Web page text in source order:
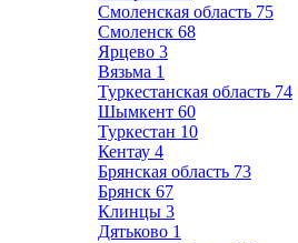
Смоленская область 75
Смоленск 68
Ярцево 3
Вязьма 1
Туркестанская область 74
Шымкент 60
Туркестан 10
Кентау 4
Брянская область 73
Брянск 67
Клинцы 3
Дятьково 1